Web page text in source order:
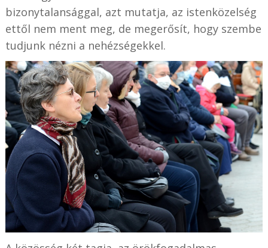
bizonytalansággal, azt mutatja, az istenközelség
ettől nem ment meg, de megerősít, hogy szembe
tudjunk nézni a nehézségekkel.